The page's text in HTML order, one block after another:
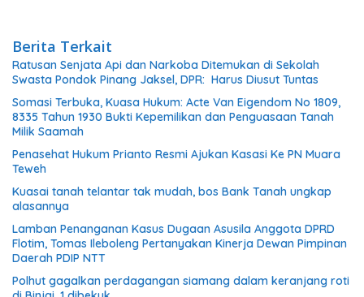
Berita Terkait
Ratusan Senjata Api dan Narkoba Ditemukan di Sekolah
Swasta Pondok Pinang Jaksel, DPR: Harus Diusut Tuntas
Somasi Terbuka, Kuasa Hukum: Acte Van Eigendom No 1809,
8335 Tahun 1930 Bukti Kepemilikan dan Penguasaan Tanah
Milik Saamah
Penasehat Hukum Prianto Resmi Ajukan Kasasi Ke PN Muara
Teweh
Kuasai tanah telantar tak mudah, bos Bank Tanah ungkap
alasannya
Lamban Penanganan Kasus Dugaan Asusila Anggota DPRD
Flotim, Tomas Ileboleng Pertanyakan Kinerja Dewan Pimpinan
Daerah PDIP NTT
Polhut gagalkan perdagangan siamang dalam keranjang roti